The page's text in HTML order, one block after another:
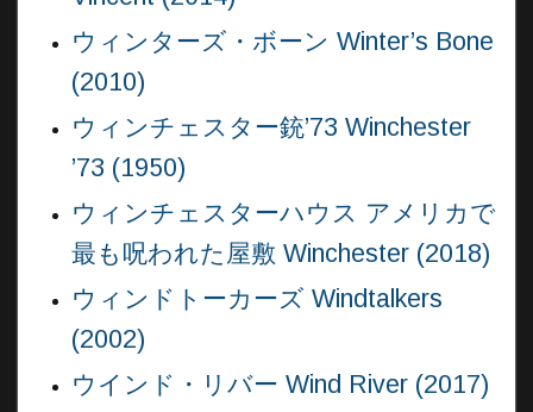
ウィンターズ・ボーン Winter’s Bone
(2010)
ウィンチェスター銃’73 Winchester
’73 (1950)
ウィンチェスターハウス アメリカで
最も呪われた屋敷 Winchester (2018)
ウィンドトーカーズ Windtalkers
(2002)
ウインド・リバー Wind River (2017)